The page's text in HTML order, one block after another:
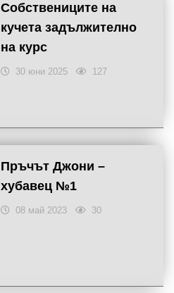
Собствениците на
кучета задължително
на курс
30 юни 2025 127
Пръчът Джони –
хубавец №1
08 май 2023 30